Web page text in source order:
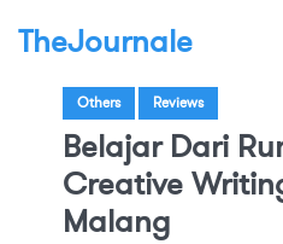
TheJournale
Others Reviews
Belajar Dari
Creative
Malang